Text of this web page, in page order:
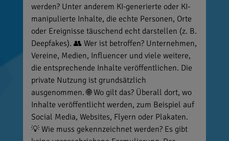
werden? Unter anderem KI-generierte oder KI-
manipulierte Inhalte, die echte Personen, Orte
oder Ereignisse täuschend echt darstellen (z. B.
Deepfakes). 👥 Wer ist betroffen? Unternehmen,
Vereine, Medien, Influencer und viele weitere,
die entsprechende Inhalte veröffentlichen. Die
private Nutzung ist grundsätzlich
ausgenommen. 🌐 Wo gilt das? Überall dort, wo
Inhalte veröffentlicht werden, zum Beispiel auf
Social Media, Websites, Flyern oder Plakaten.
💡 Wie muss gekennzeichnet werden? Es gibt